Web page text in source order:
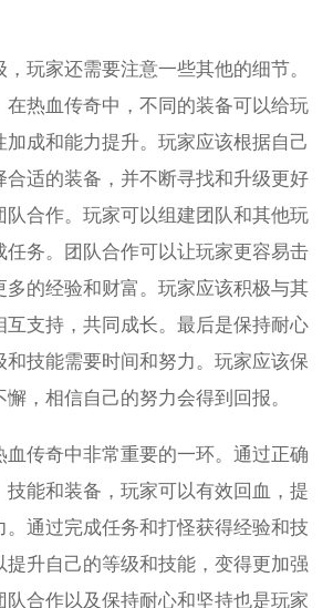
玩家还需要注意一些其他的细节。
在热血传奇中，不同的装备可以给玩
加成和能力提升。玩家应该根据自己
合适的装备，并不断寻找和升级更好
队合作。玩家可以组建团队和其他玩
任务。团队合作可以让玩家更容易击
多的经验和财富。玩家应该积极与其
互支持，共同成长。最后是保持耐心
和技能需要时间和努力。玩家应该保
，相信自己的努力会得到回报。
血传奇中非常重要的一环。通过正确
技能和装备，玩家可以有效回血，提
。通过完成任务和打怪获得经验和技
提升自己的等级和技能，变得更加强
队合作以及保持耐心和坚持也是玩家